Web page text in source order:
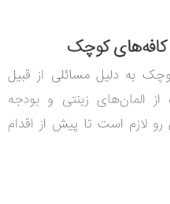
به دلیل مسائلی از قبیل
المان‌های زینتی و بودجه
لازم است تا پیش از اقدام